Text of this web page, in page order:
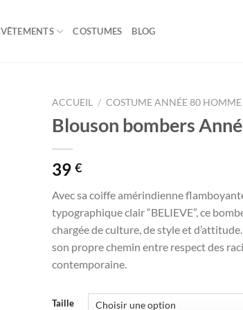
VÊTEMENTS COSTUMES BLOG
ACCUEIL / COSTUME ANNÉE 80 HOMME
Blouson bombers
39 €
Avec sa coiffe amérindienne
typographique clair “BELIEVE”, ce
chargée de culture, de style et
son propre chemin entre respect des
contemporaine.
Taille